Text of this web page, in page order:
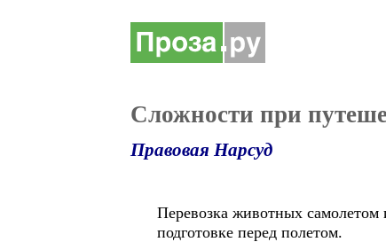
Сложности при
Правовая Нарсуд
Перевозка животных самолетом
подготовке перед полетом.